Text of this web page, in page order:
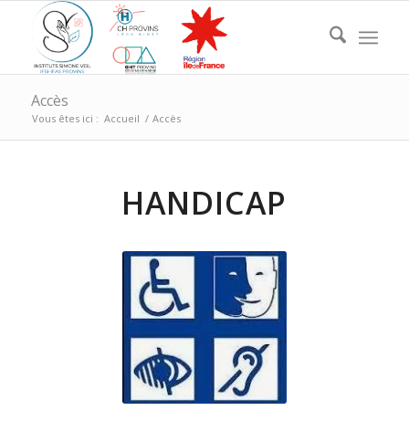
Accès
Vous êtes ici : Accueil / Accès
HANDICAP